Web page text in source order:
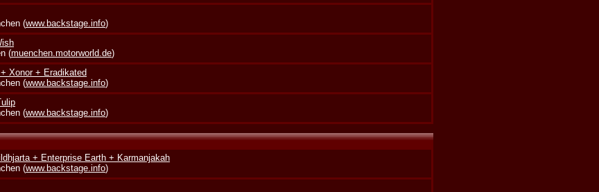
(www.backstage.info)
(muenchen.motorworld.de)
Xonor + Eradikated
(www.backstage.info)
(www.backstage.info)
+ Enterprise Earth + Karmanjakah
(www.backstage.info)